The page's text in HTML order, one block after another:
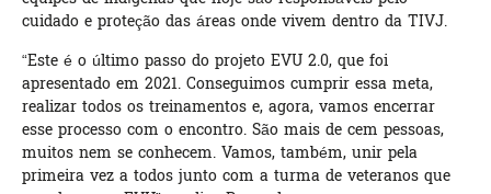
cuidado e proteção das áreas onde vivem dentro da TIVJ.
“Este é o último passo do projeto EVU 2.0, que foi
apresentado em 2021. Conseguimos cumprir essa meta,
realizar todos os treinamentos e, agora, vamos encerrar
esse processo com o encontro. São mais de cem pessoas,
muitos nem se conhecem. Vamos, também, unir pela
primeira vez a todos junto com a turma de veteranos que